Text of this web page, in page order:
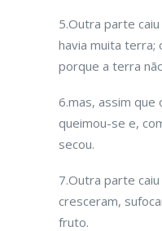
5.Outra parte
havia muita terra;
porque a terra
6.mas, assim que
queimou-se e,
secou.
7.Outra parte
cresceram,
fruto.